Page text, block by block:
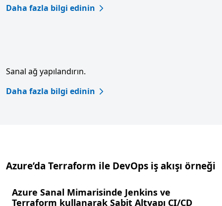
Daha fazla bilgi edinin
Sanal ağ yapılandırın.
Daha fazla bilgi edinin
Azure’da Terraform ile DevOps iş akışı örneği
Azure Sanal Mimarisinde Jenkins ve
Terraform kullanarak Sabit Altyapı CI/CD